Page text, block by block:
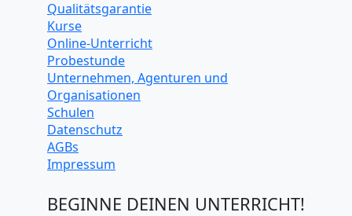
Qualitätsgarantie
Kurse
Online-Unterricht
Probestunde
Unternehmen, Agenturen und
Organisationen
Schulen
Datenschutz
AGBs
Impressum
BEGINNE DEINEN UNTERRICHT!